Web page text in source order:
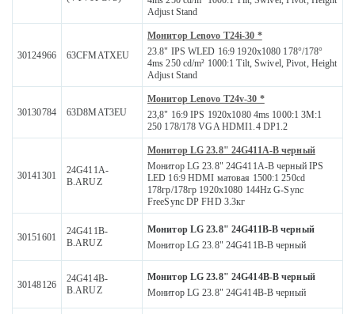
Adjust Stand
30124966 63CFMATXEU
Монитор Lenovo T24i-30 *
23.8" IPS WLED 16:9 1920x1080 178°/178°
4ms 250 cd/m² 1000:1 Tilt, Swivel, Pivot, Height
Adjust Stand
30130784 63D8MAT3EU
Монитор Lenovo T24v-30 *
23,8" 16:9 IPS 1920x1080 4ms 1000:1 3M:1
250 178/178 VGA HDMI1.4 DP1.2
30141301
24G411A-
B.ARUZ
Монитор LG 23.8" 24G411A-B черный
Монитор LG 23.8" 24G411A-B черный IPS
LED 16:9 HDMI матовая 1500:1 250cd
178гр/178гр 1920x1080 144Hz G-Sync
FreeSync DP FHD 3.3кг
30151601
24G411B-
B.ARUZ
Монитор LG 23.8" 24G411B-B черный
Монитор LG 23.8" 24G411B-B черный
30148126
24G414B-
B.ARUZ
Монитор LG 23.8" 24G414B-B черный
Монитор LG 23.8" 24G414B-B черный